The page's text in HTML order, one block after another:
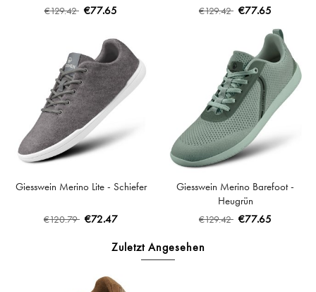
€129.42 €77.65 €129.42 €77.65
Giesswein Merino Lite - Schiefer
€120.79 €72.47
Giesswein Merino Barefoot -
Heugrün
€129.42 €77.65
Zuletzt Angesehen